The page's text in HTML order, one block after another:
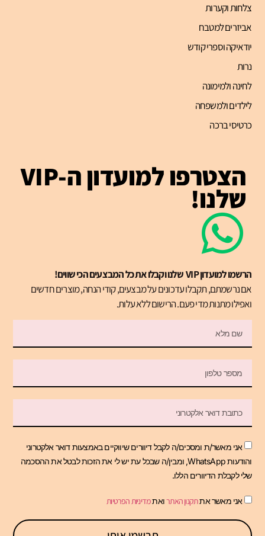
צלחות וקערות
אביזרים למטבח
יודאיקה וספרי קודש
נרות
לחינה ולמימונה
לילדים ולמשפחה
כרטיסי ברכה
הצטרפו למועדון ה-VIP
שלנו!
הרשמו למועדון VIP שלנו וקבלו את כל המבצעים הכי שווים!
אם נרשמתם, תקבלו עדכונים על מבצעים, קודי הנחה, מוצרים חדשים
ואפילו מתנות מדי פעם. הרישום ללא עלות.
אני מאשר/ת ומסכים/ה לקבל דיוורים שיווקיים באמצעות דואר אלקטרוני
והודעות WhatsApp, ומבין/ה שבכל עת יש לי את הזכות לבטל את ההסכמה
שלי לקבלת הדיוורים הללו.
אני מאשר אתתקנון האתרואתמדיניות הפרטיות